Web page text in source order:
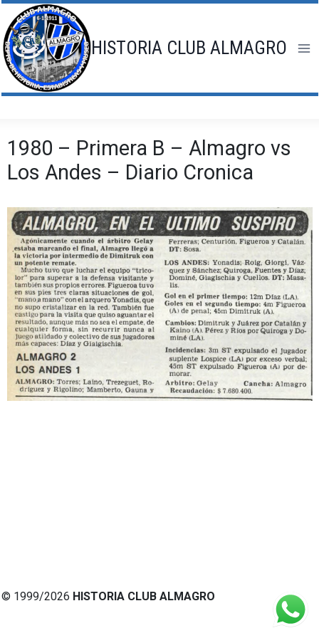
Saltar
al
contenido
HISTORIA CLUB ALMAGRO
1980 – Primera B – Almagro vs
Los Andes – Diario Cronica
© 1999/2026 HISTORIA CLUB ALMAGRO